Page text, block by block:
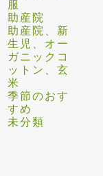
服
助産院
助産院、新
生児、オー
ガニックコ
ットン、玄
米
季節のおす
すめ
未分類